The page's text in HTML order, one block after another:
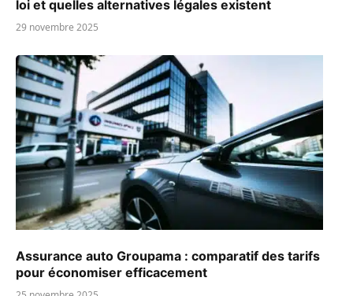
loi et quelles alternatives légales existent
29 novembre 2025
Assurance auto Groupama : comparatif des tarifs
pour économiser efficacement